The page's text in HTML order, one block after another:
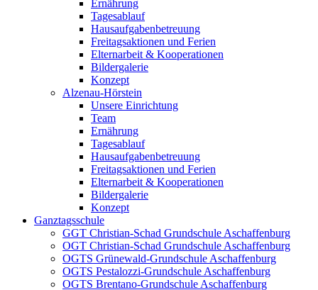
Ernährung
Tagesablauf
Hausaufgabenbetreuung
Freitagsaktionen und Ferien
Elternarbeit & Kooperationen
Bildergalerie
Konzept
Alzenau-Hörstein
Unsere Einrichtung
Team
Ernährung
Tagesablauf
Hausaufgabenbetreuung
Freitagsaktionen und Ferien
Elternarbeit & Kooperationen
Bildergalerie
Konzept
Ganztagsschule
GGT Christian-Schad Grundschule Aschaffenburg
OGT Christian-Schad Grundschule Aschaffenburg
OGTS Grünewald-Grundschule Aschaffenburg
OGTS Pestalozzi-Grundschule Aschaffenburg
OGTS Brentano-Grundschule Aschaffenburg